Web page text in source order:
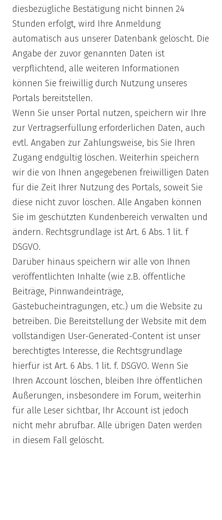
diesbezügliche Bestätigung nicht binnen 24
Stunden erfolgt, wird Ihre Anmeldung
automatisch aus unserer Datenbank gelöscht. Die
Angabe der zuvor genannten Daten ist
verpflichtend, alle weiteren Informationen
können Sie freiwillig durch Nutzung unseres
Portals bereitstellen.
Wenn Sie unser Portal nutzen, speichern wir Ihre
zur Vertragserfüllung erforderlichen Daten, auch
evtl. Angaben zur Zahlungsweise, bis Sie Ihren
Zugang endgültig löschen. Weiterhin speichern
wir die von Ihnen angegebenen freiwilligen Daten
für die Zeit Ihrer Nutzung des Portals, soweit Sie
diese nicht zuvor löschen. Alle Angaben können
Sie im geschützten Kundenbereich verwalten und
ändern. Rechtsgrundlage ist Art. 6 Abs. 1 lit. f
DSGVO.
Darüber hinaus speichern wir alle von Ihnen
veröffentlichten Inhalte (wie z.B. öffentliche
Beiträge, Pinnwandeinträge,
Gästebucheintragungen, etc.) um die Website zu
betreiben. Die Bereitstellung der Website mit dem
vollständigen User-Generated-Content ist unser
berechtigtes Interesse, die Rechtsgrundlage
hierfür ist Art. 6 Abs. 1 lit. f. DSGVO. Wenn Sie
Ihren Account löschen, bleiben Ihre öffentlichen
Äußerungen, insbesondere im Forum, weiterhin
für alle Leser sichtbar, Ihr Account ist jedoch
nicht mehr abrufbar. Alle übrigen Daten werden
in diesem Fall gelöscht.